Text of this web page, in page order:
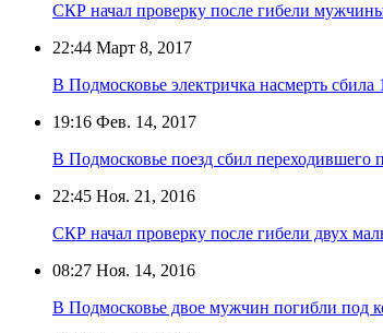
СКР начал проверку после гибели
22:44 Март 8, 2017
В Подмосковье электричка насмерть
19:16 Фев. 14, 2017
В Подмосковье поезд сбил переходившего
22:45 Ноя. 21, 2016
СКР начал проверку после гибели двух
08:27 Ноя. 14, 2016
В Подмосковье двое мужчин погибли под